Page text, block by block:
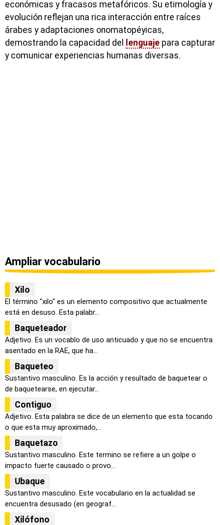
económicas y fracasos metafóricos. Su etimología y
evolución reflejan una rica interacción entre raíces
árabes y adaptaciones onomatopéyicas,
demostrando la capacidad del
lenguaje para capturar
y comunicar experiencias humanas diversas.
Ampliar vocabulario
Xilo
El término "xilo" es un elemento compositivo que actualmente
está en desuso. Esta palabr...
Baqueteador
Adjetivo. Es un vocablo de uso anticuado y que no se encuentra
asentado en la RAE, que ha...
Baqueteo
Sustantivo masculino. Es la acción y resultado de baquetear o
de baquetearse, en ejecutar...
Contiguo
Adjetivo. Esta palabra se dice de un elemento que esta tocando
o que esta muy aproximado,...
Baquetazo
Sustantivo masculino. Este termino se refiere a un golpe o
impacto fuerte causado o provo...
Ubaque
Sustantivo masculino. Este vocabulario en la actualidad se
encuentra desusado (en geograf...
Xilófono